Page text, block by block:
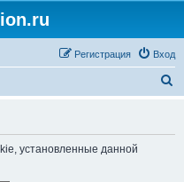
Вход
Регистрация
установленные данной